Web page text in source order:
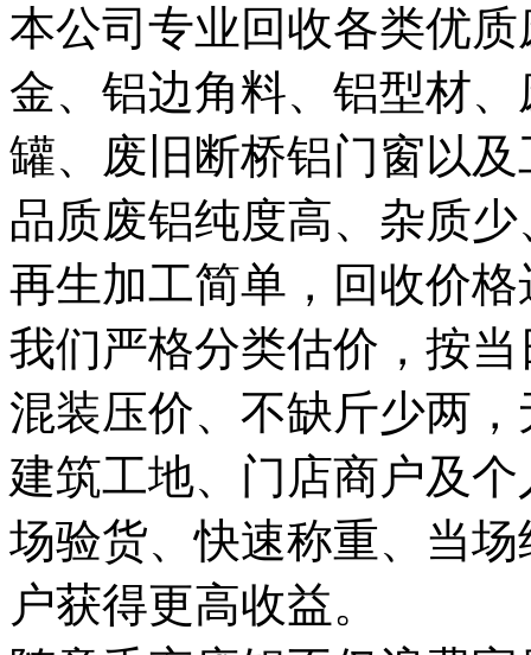
本公司专业回收各类优
金、铝边角料、铝型材
罐、废旧断桥铝门窗以
品质废铝纯度高、杂质
再生加工简单，回收价
我们严格分类估价，按
混装压价、不缺斤少两
建筑工地、门店商户及
场验货、快速称重、当
户获得更高收益。